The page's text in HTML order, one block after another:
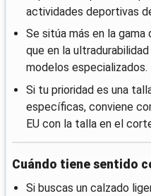
actividades deportivas
Se sitúa más en la
que en la
modelos especializados.
Si tu prioridad es una
específicas, conviene
EU con la talla en el
Cuándo tiene sentido
Si buscas un calzado